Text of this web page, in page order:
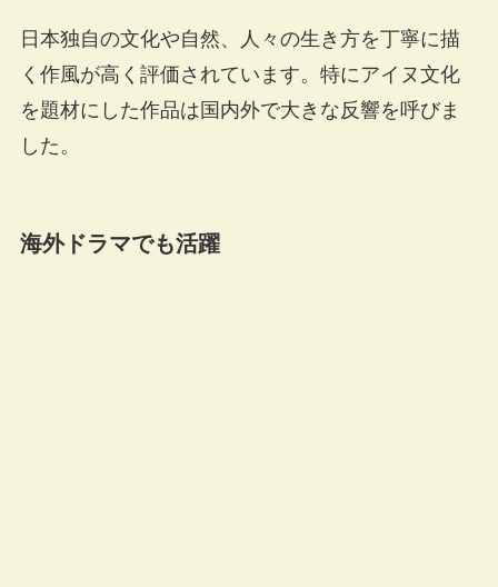
日本独自の文化や自然、人々の生き方を丁寧に描
く作風が高く評価されています。特にアイヌ文化
を題材にした作品は国内外で大きな反響を呼びま
した。
海外ドラマでも活躍